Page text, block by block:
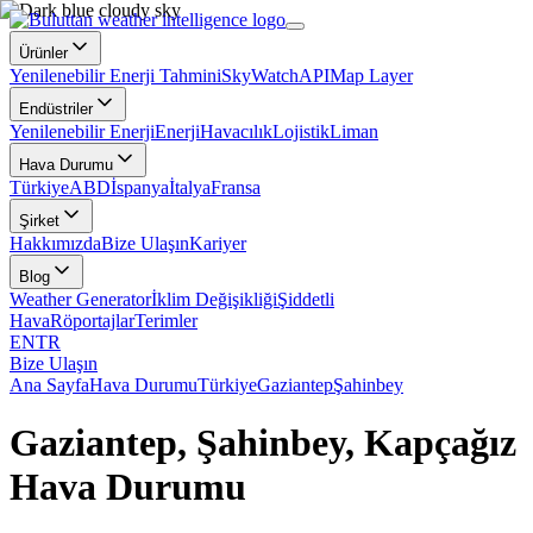
Ürünler
Yenilenebilir Enerji TahminiSkyWatchAPIMap Layer
Endüstriler
Yenilenebilir EnerjiEnerjiHavacılıkLojistikLiman
Hava Durumu
TürkiyeABDİspanyaİtalyaFransa
Şirket
HakkımızdaBize UlaşınKariyer
Blog
Weather Generatorİklim DeğişikliğiŞiddetli
HavaRöportajlarTerimler
ENTR
Bize Ulaşın
Ana SayfaHava DurumuTürkiyeGaziantepŞahinbey
Gaziantep, Şahinbey, Kapçağız
Hava Durumu